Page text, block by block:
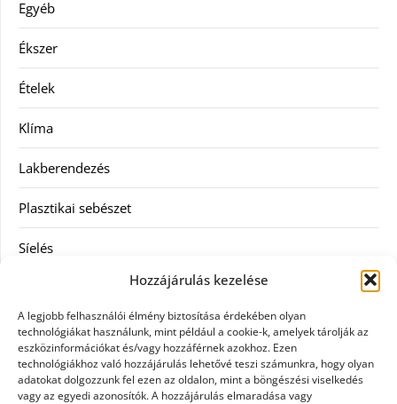
Hozzájárulás kezelése
A legjobb felhasználói élmény biztosítása érdekében olyan
technológiákat használunk, mint például a cookie-k, amelyek tárolják az
eszközinformációkat és/vagy hozzáférnek azokhoz. Ezen
technológiákhoz való hozzájárulás lehetővé teszi számunkra, hogy olyan
adatokat dolgozzunk fel ezen az oldalon, mint a böngészési viselkedés
vagy az egyedi azonosítók. A hozzájárulás elmaradása vagy
Egyéb
Ékszer
Ételek
Klíma
Lakberendezés
Plasztikai sebészet
Síelés
Táskák
Vásárlás